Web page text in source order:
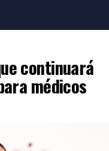
continuará
médicos